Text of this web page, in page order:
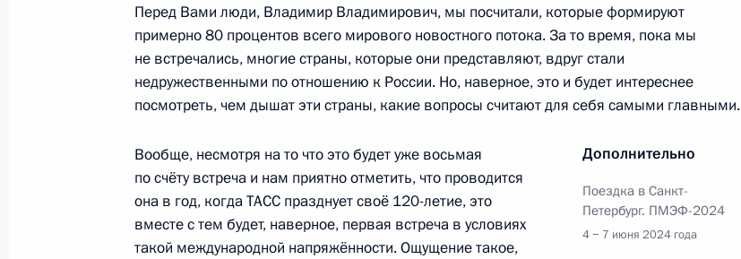
Церемония вручения государственных наград
30 мая 2024 года, 17:30 Москва, Кремль
Встреча с семьями награждённых орденами «Родительская
слава» и «Мать-героиня»
30 мая 2024 года, 14:50 Москва, Кремль
Перед Вами люди, Владимир Владимирович, мы посчитали, которые формируют
примерно 80 процентов всего мирового новостного потока. За то время, пока мы
не встречались, многие страны, которые они представляют, вдруг стали
недружественными по отношению к России. Но, наверное, это и будет интереснее
посмотреть, чем дышат эти страны, какие вопросы считают для себя самыми главными.
Дополнительно
Поездка в Санкт-
Петербург. ПМЭФ-2024
4 − 7 июня 2024 года
Вообще, несмотря на то что это будет уже восьмая
по счёту встреча и нам приятно отметить, что проводится
она в год, когда ТАСС празднует своё 120-летие, это
вместе с тем будет, наверное, первая встреча в условиях
такой международной напряжённости. Ощущение такое,